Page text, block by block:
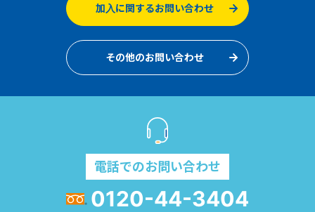
加入に関するお問い合わせ
その他のお問い合わせ
電話でのお問い合わせ
0120-44-3404